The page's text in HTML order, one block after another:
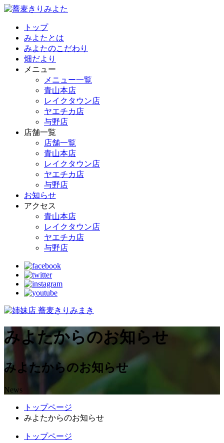
トップ
みよたとは
みよたのこだわり
畑だより
メニュー
メニュー一覧
青山本店
レイクタウン店
ヤエチカ店
与野店
店舗一覧
店舗一覧
青山本店
レイクタウン店
ヤエチカ店
与野店
お知らせ
アクセス
青山本店
レイクタウン店
ヤエチカ店
与野店
みよたからのお知らせ
みよたからのお知らせ
News
トップページ
みよたからのお知らせ
トップページ